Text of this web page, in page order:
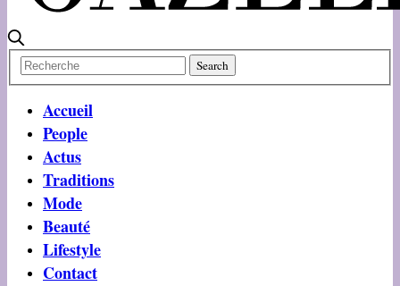
Accueil
People
Actus
Traditions
Mode
Beauté
Lifestyle
Contact